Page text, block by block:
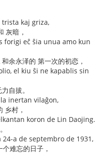
trista kaj griza,
灰暗，
forigi eĉ ŝia unua amo kun
余永泽的 第一次的初恋，
el kiu ŝi ne kapablis sin
自拔。
inertan vilaĝon,
乡村，
koron de Lin Daojing.
a de septembro de 1931,
难忘的日子，